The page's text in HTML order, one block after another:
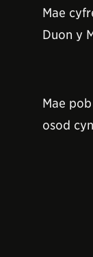
Mae
Duon y
Mae
osod